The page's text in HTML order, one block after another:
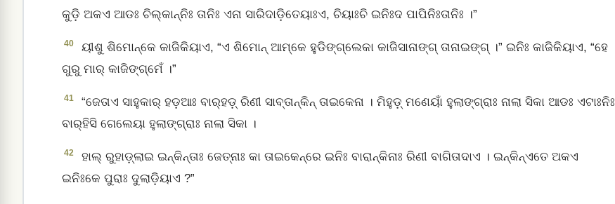
କୁଡ଼ି ଅକଏ ଆଡଃ ଚିଲ୍‌କାନ୍‌ନିଃ ତାନିଃ ଏନା ସାରିଦାଡ଼ିତେୟାଃଏ, ଚିୟାଃଚି ଇନିଃଦ ପାପିନିଃତାନିଃ ।”
40
ୟୀଶୁ ଶିମୋନ୍‌କେ କାଜିକିୟାଏ, “ଏ ଶିମୋନ୍‌ ଆମ୍‌କେ ହୁଡିଙ୍ଗ୍‌ଲେକା କାଜିସାନାଙ୍ଗ୍‌ ତାନାଇଙ୍ଗ୍‌ ।” ଇନିଃ କାଜିକିୟାଏ, “ହେ
ଗୁରୁ ମାର୍‌ କାଜିଙ୍ଗ୍‌ମେଁ ।”
41
“ଜେତାଏ ସାହୁକାର୍ ହଡ଼ଆଃ ବାର୍‌ହଡ଼୍‌ ରିଣୀ ସାବ୍‌ତାନ୍‌କିନ୍ ତାଇକେନା । ମିହୁଡ଼୍‌ ମଣେୟାଁ ହୁଲାଙ୍ଗ୍‌ରାଃ ନାଲା ସିକା ଆଡଃ ଏଟାଃନିଃ
ବାର୍‌ହିସି ଗେଲେୟା ହୁଲାଙ୍ଗ୍‌ରାଃ ନାଲା ସିକା ।
42
ହାଲ୍ ରୁହାଡ଼୍‌ଲାଇ ଇନ୍‌କିନ୍‌ତାଃ ଜେତ୍‌ନାଃ କା ତାଇକେନ୍‌ରେ ଇନିଃ ବାରାନ୍‌କିନାଃ ରିଣୀ ବାଗିତାଦାଏ । ଇନ୍‌କିନ୍‌ଏତେ ଅକଏ
ଇନିଃକେ ପୁରାଃ ଦୁଲାଡ଼ିୟାଏ ?”